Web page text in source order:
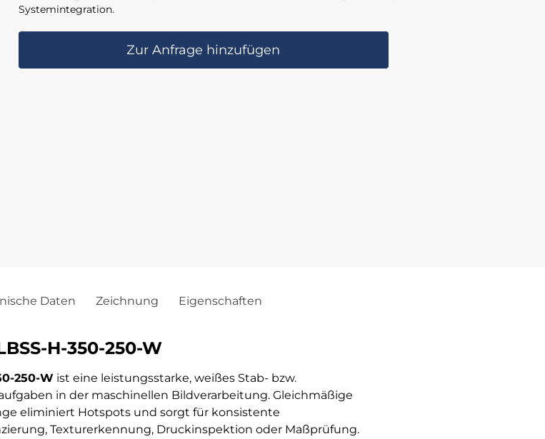
Systemintegration.
Zur Anfrage hinzufügen
Daten Zeichnung Eigenschaften
H-350-250-W
250-W ist eine leistungsstarke, weißes Stab- bzw.
in der maschinellen Bildverarbeitung. Gleichmäßige
eliminiert Hotspots und sorgt für konsistente
Texturerkennung, Druckinspektion oder Maßprüfung.